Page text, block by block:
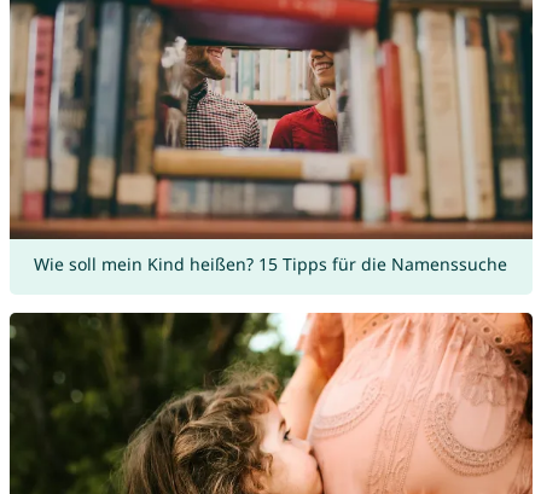
Wie soll mein Kind heißen? 15 Tipps für die Namenssuche